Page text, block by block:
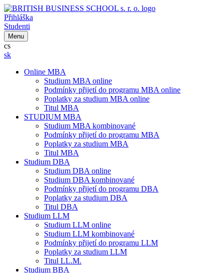
Přihláška
Studenti
Menu
cs
sk
Online MBA
Studium MBA online
Podmínky přijetí do programu MBA online
Poplatky za studium MBA online
Titul MBA
STUDIUM MBA
Studium MBA kombinované
Podmínky přijetí do programu MBA
Poplatky za studium MBA
Titul MBA
Studium DBA
Studium DBA online
Studium DBA kombinované
Podmínky přijetí do programu DBA
Poplatky za studium DBA
Titul DBA
Studium LLM
Studium LLM online
Studium LLM kombinované
Podmínky přijetí do programu LLM
Poplatky za studium LLM
Titul LL.M.
Studium BBA